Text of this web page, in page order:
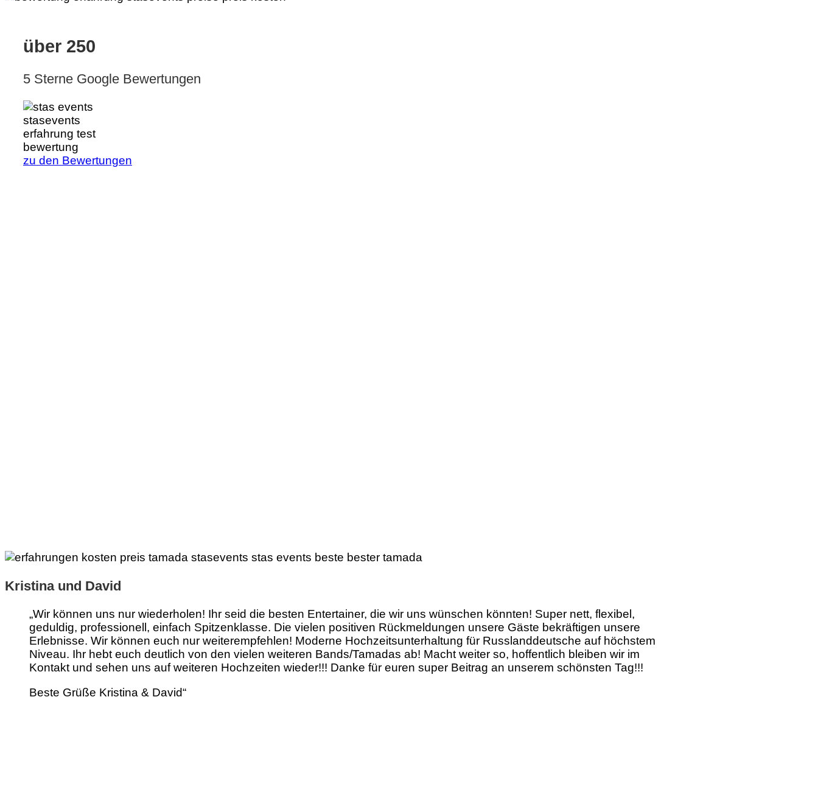
über 250
5 Sterne Google Bewertungen
zu den Bewertungen
Kristina und David
„Wir können uns nur wiederholen! Ihr seid die besten Entertainer, die wir uns wünschen könnten! Super nett, flexibel,
geduldig, professionell, einfach Spitzenklasse. Die vielen positiven Rückmeldungen unsere Gäste bekräftigen unsere
Erlebnisse. Wir können euch nur weiterempfehlen! Moderne Hochzeitsunterhaltung für Russlanddeutsche auf höchstem
Niveau. Ihr hebt euch deutlich von den vielen weiteren Bands/Tamadas ab! Macht weiter so, hoffentlich bleiben wir im
Kontakt und sehen uns auf weiteren Hochzeiten wieder!!! Danke für euren super Beitrag an unserem schönsten Tag!!!
Beste Grüße Kristina & David“